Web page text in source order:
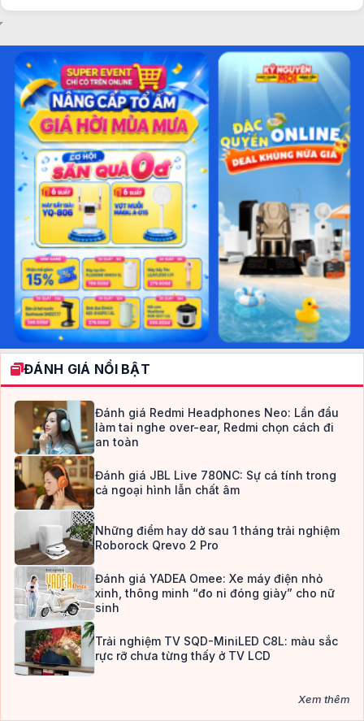
ĐÁNH GIÁ NỔI BẬT
Đánh giá Redmi Headphones Neo: Lần đầu
làm tai nghe over-ear, Redmi chọn cách đi
an toàn
Đánh giá JBL Live 780NC: Sự cá tính trong
cả ngoại hình lẫn chất âm
Những điểm hay dở sau 1 tháng trải nghiệm
Roborock Qrevo 2 Pro
Đánh giá YADEA Omee: Xe máy điện nhỏ
xinh, thông minh “đo ni đóng giày” cho nữ
sinh
Trải nghiệm TV SQD-MiniLED C8L: màu sắc
rực rỡ chưa từng thấy ở TV LCD
Xem thêm